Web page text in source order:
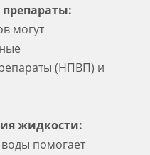
могут
(НПВП) и
жидкости:
помогает